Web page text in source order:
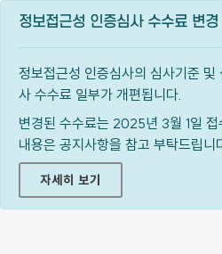
정보접근성 인증심사 수수료 변경
정보접근성 인증심사의 심사기준 및
사 수수료 일부가 개편됩니다.
변경된 수수료는 2025년 3월 1일
내용은 공지사항을 참고 부탁드립니
자세히 보기